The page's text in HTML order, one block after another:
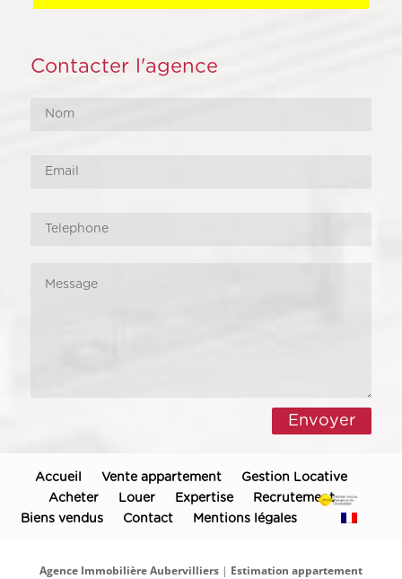
Contacter l'agence
Envoyer
Accueil Vente appartement
Gestion Locative
Acheter
Louer Expertise
Recrutement
Biens vendus
Contact Mentions légales
Agence Immobilière Aubervilliers | Estimation appartement